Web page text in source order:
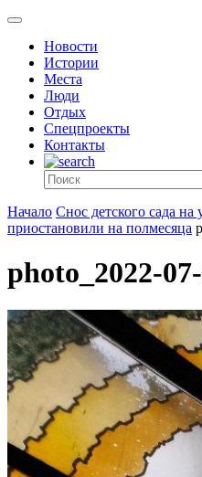
Новости
Истории
Места
Люди
Отдых
Спецпроекты
Контакты
Начало Снос детского сада
приостановили на полмесяца
photo_2022-